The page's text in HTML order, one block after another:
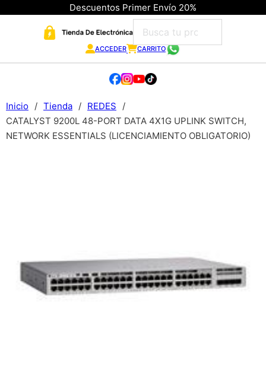
Descuentos Primer Envío 20%
ACCEDER CARRITO
Inicio / Tienda / REDES
/
CATALYST 9200L 48-PORT DATA 4X1G UPLINK SWITCH,
NETWORK ESSENTIALS (LICENCIAMIENTO OBLIGATORIO)